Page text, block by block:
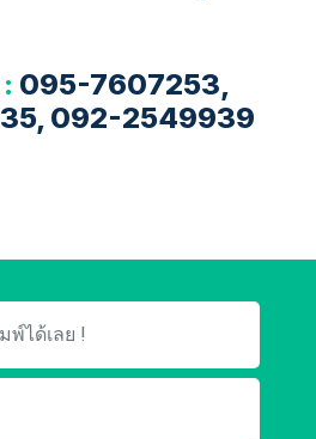
095-7607253,
092-2549939